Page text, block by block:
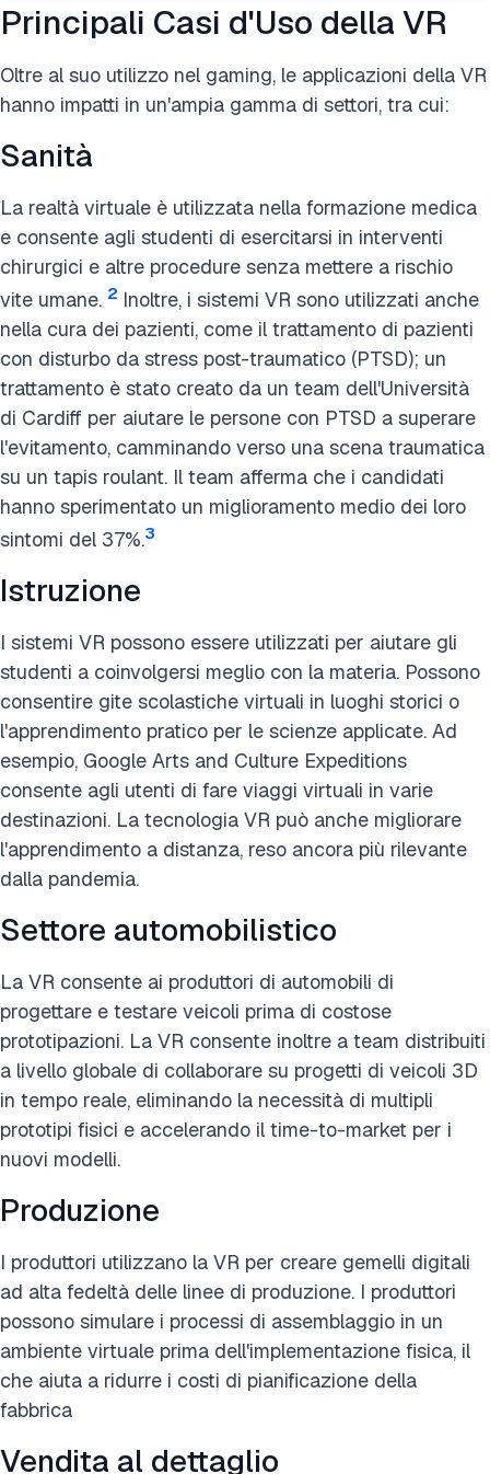
Principali Casi d'Uso della VR
Oltre al suo utilizzo nel gaming, le applicazioni della VR
hanno impatti in un'ampia gamma di settori, tra cui:
Sanità
La realtà virtuale è utilizzata nella formazione medica
e consente agli studenti di esercitarsi in interventi
chirurgici e altre procedure senza mettere a rischio
vite umane. 2 Inoltre, i sistemi VR sono utilizzati anche
nella cura dei pazienti, come il trattamento di pazienti
con disturbo da stress post-traumatico (PTSD); un
trattamento è stato creato da un team dell'Università
di Cardiff per aiutare le persone con PTSD a superare
l'evitamento, camminando verso una scena traumatica
su un tapis roulant. Il team afferma che i candidati
hanno sperimentato un miglioramento medio dei loro
sintomi del 37%.3
Istruzione
I sistemi VR possono essere utilizzati per aiutare gli
studenti a coinvolgersi meglio con la materia. Possono
consentire gite scolastiche virtuali in luoghi storici o
l'apprendimento pratico per le scienze applicate. Ad
esempio, Google Arts and Culture Expeditions
consente agli utenti di fare viaggi virtuali in varie
destinazioni. La tecnologia VR può anche migliorare
l'apprendimento a distanza, reso ancora più rilevante
dalla pandemia.
Settore automobilistico
La VR consente ai produttori di automobili di
progettare e testare veicoli prima di costose
prototipazioni. La VR consente inoltre a team distribuiti
a livello globale di collaborare su progetti di veicoli 3D
in tempo reale, eliminando la necessità di multipli
prototipi fisici e accelerando il time-to-market per i
nuovi modelli.
Produzione
I produttori utilizzano la VR per creare gemelli digitali
ad alta fedeltà delle linee di produzione. I produttori
possono simulare i processi di assemblaggio in un
ambiente virtuale prima dell'implementazione fisica, il
che aiuta a ridurre i costi di pianificazione della
fabbrica
Vendita al dettaglio